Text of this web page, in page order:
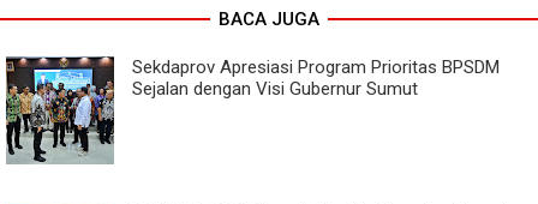
BACA JUGA
Sekdaprov Apresiasi Program Prioritas BPSDM
Sejalan dengan Visi Gubernur Sumut